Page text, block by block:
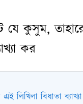
যে কুসুম,
কর
লিখিলা বিধাতা